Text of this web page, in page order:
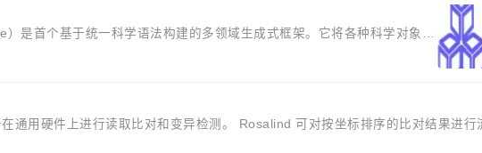
是首个基于统一科学语法构建的多领域生成式框架。它将各种科学对象
通用硬件上进行读取比对和变异检测。 Rosalind 可对按坐标排序的比对结果进行
...